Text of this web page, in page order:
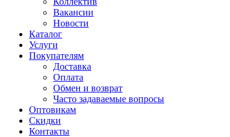
Вакансии
Новости
Каталог
Услуги
Покупателям
Доставка
Оплата
Обмен и возврат
Часто задаваемые вопросы
Оптовикам
Скидки
Контакты